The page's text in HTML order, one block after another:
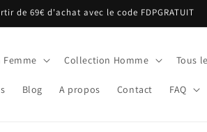
de 69€ d'achat avec le code FDPGRATUIT
Collection Homme Tous
Blog A propos Contact FAQ